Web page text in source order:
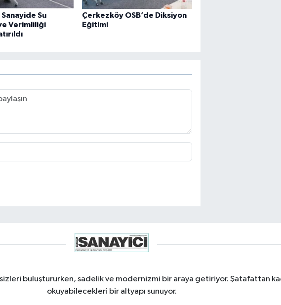
Sanayide Su
Verimliliği
Çerkezköy OSB’de Diksiyon
Eğitimi
buluştururken, sadelik ve modernizmi bir araya getiriyor. Şatafattan
okuyabilecekleri bir altyapı sunuyor.